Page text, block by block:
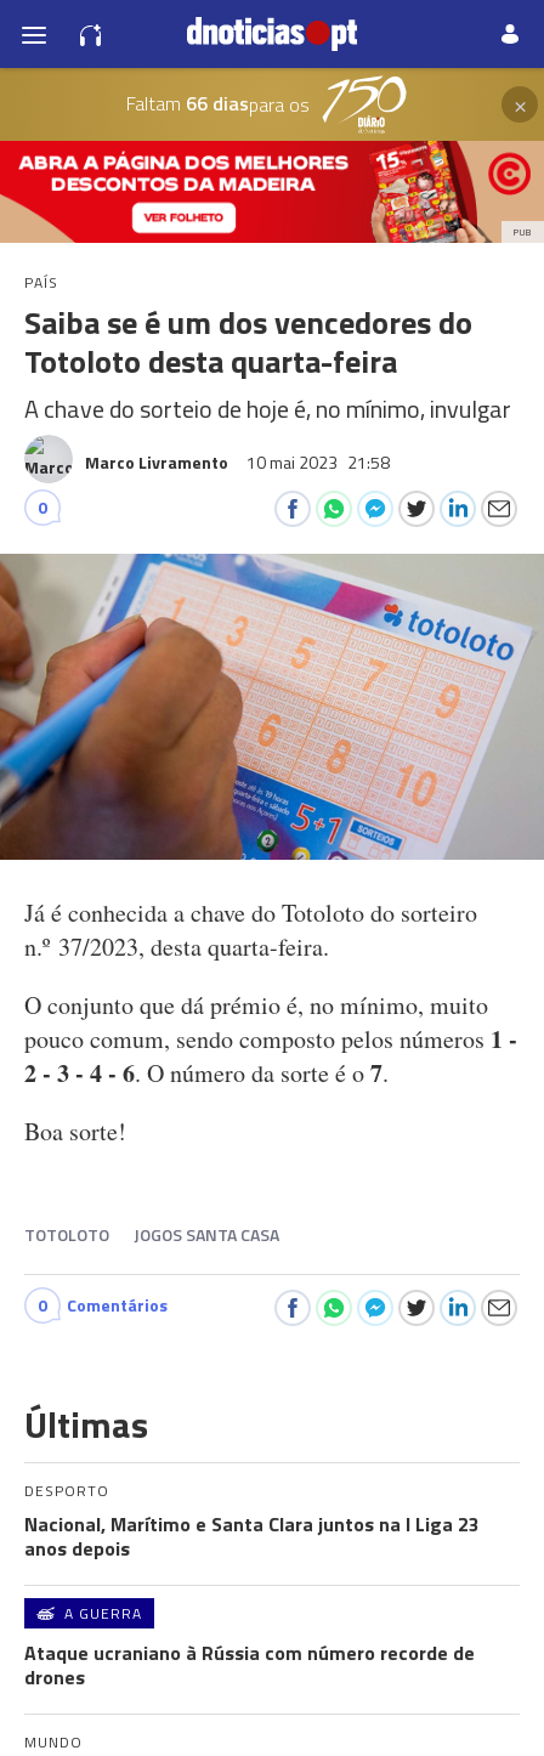
Faltam 66 diaspara os ×
PUB
PAÍS
Saiba se é um dos vencedores do
Totoloto desta quarta-feira
A chave do sorteio de hoje é, no mínimo, invulgar
Marco Livramento 10 mai 2023 21:58
0
Já é conhecida a chave do Totoloto do sorteiro
n.º 37/2023, desta quarta-feira.
O conjunto que dá prémio é, no mínimo, muito
pouco comum, sendo composto pelos números 1 -
2 - 3 - 4 - 6. O número da sorte é o7.
Boa sorte!
TOTOLOTO JOGOS SANTA CASA
0 Comentários
Últimas
DESPORTO
Nacional, Marítimo e Santa Clara juntos na I Liga 23
anos depois
A GUERRA
Ataque ucraniano à Rússia com número recorde de
drones
MUNDO